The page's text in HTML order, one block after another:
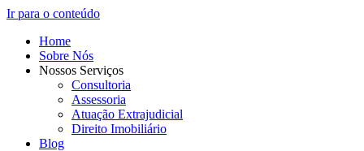
Ir para o conteúdo
Home
Sobre Nós
Nossos Serviços
Consultoria
Assessoria
Atuação Extrajudicial
Direito Imobiliário
Blog